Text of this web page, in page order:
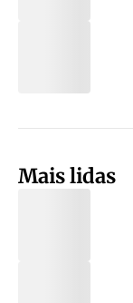
Mais lidas